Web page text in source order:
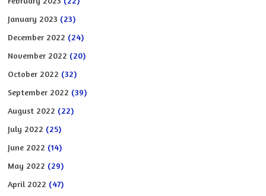
January 2023 (23)
December 2022 (24)
November 2022 (20)
October 2022 (32)
September 2022 (39)
August 2022 (22)
July 2022 (25)
June 2022 (14)
May 2022 (29)
April 2022 (47)